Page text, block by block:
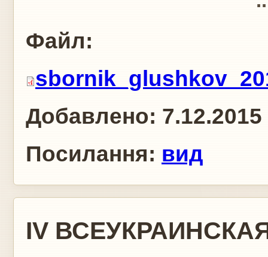
Файл:
Добавлено: 7.12.2015
Посилання: вид
IV